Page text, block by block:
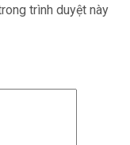
trình duyệt này